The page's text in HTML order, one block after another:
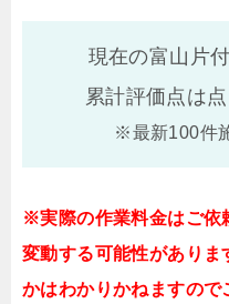
現在の富山片
累計評価点は
※最新100件
※実際の作業料金はご依
変動する可能性がありま
かはわかりかねますので